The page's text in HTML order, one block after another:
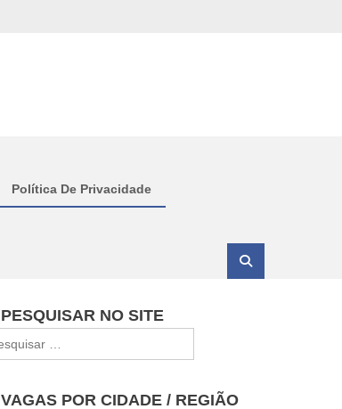
Política De Privacidade
PESQUISAR NO SITE
por:
VAGAS POR CIDADE / REGIÃO